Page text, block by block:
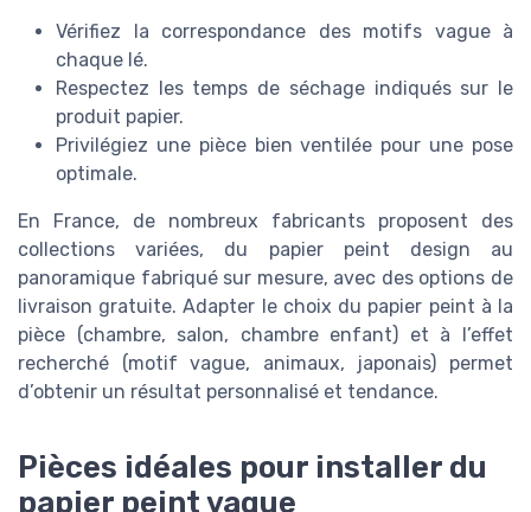
Vérifiez la correspondance des motifs vague à
chaque lé.
Respectez les temps de séchage indiqués sur le
produit papier.
Privilégiez une pièce bien ventilée pour une pose
optimale.
En France, de nombreux fabricants proposent des
collections variées, du papier peint design au
panoramique fabriqué sur mesure, avec des options de
livraison gratuite. Adapter le choix du papier peint à la
pièce (chambre, salon, chambre enfant) et à l’effet
recherché (motif vague, animaux, japonais) permet
d’obtenir un résultat personnalisé et tendance.
Pièces idéales pour installer du
papier peint vague